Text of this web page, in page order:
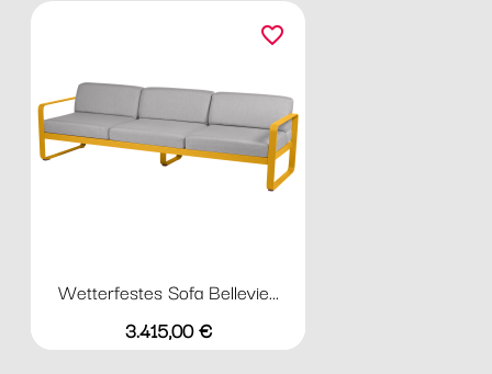
Wetterfestes Sofa Bellevie...
Preis
3.415,00 €
favorite_border